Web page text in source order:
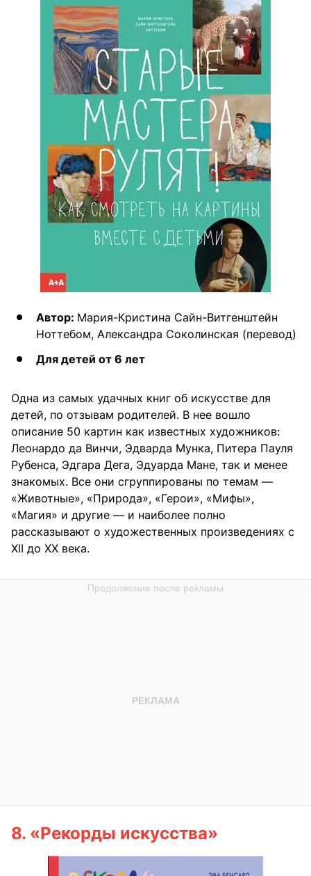
Автор: Мария-Кристина Сайн-Витгенштейн
Ноттебом, Александра Соколинская (перевод)
Для детей от 6 лет
Одна из самых удачных книг об искусстве для
детей, по отзывам родителей. В нее вошло
описание 50 картин как известных художников:
Леонардо да Винчи, Эдварда Мунка, Питера Пауля
Рубенса, Эдгара Дега, Эдуарда Мане, так и менее
знакомых. Все они сгруппированы по темам —
«Животные», «Природа», «Герои», «Мифы»,
«Магия» и другие — и наиболее полно
рассказывают о художественных произведениях с
XII до XX века.
8. «Рекорды искусства»